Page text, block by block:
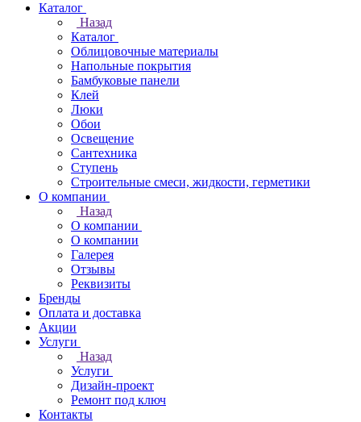
Каталог
Назад
Каталог
Облицовочные материалы
Напольные покрытия
Бамбуковые панели
Клей
Люки
Обои
Освещение
Сантехника
Ступень
Строительные смеси, жидкости, герметики
О компании
Назад
О компании
О компании
Галерея
Отзывы
Реквизиты
Бренды
Оплата и доставка
Акции
Услуги
Назад
Услуги
Дизайн-проект
Ремонт под ключ
Контакты